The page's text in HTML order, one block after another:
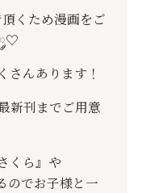
くため漫画をご
༘♡
さんあります！
新刊までご用意
くら』や
のでお子様と一